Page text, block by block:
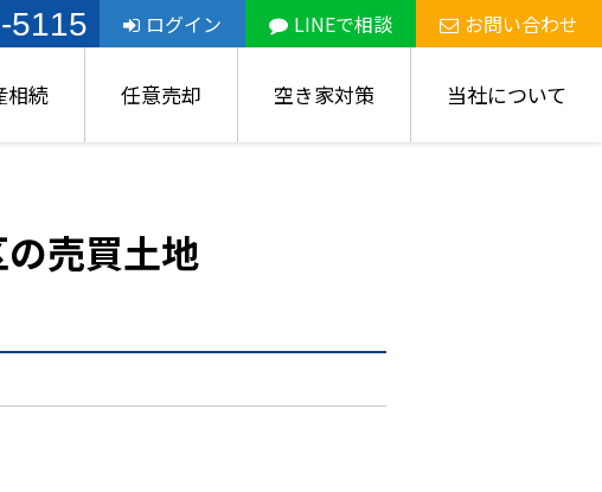
5115 ログイン LINEで相談 お問い合わせ
相続 任意売却 空き家対策 当社について
売買土地